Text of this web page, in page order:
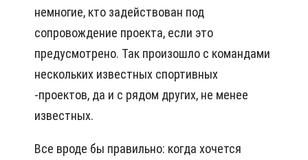
немногие, кто задействован под
сопровождение проекта, если это
предусмотрено. Так произошло с командами
нескольких известных спортивных
-проектов, да и с рядом других, не менее
известных.
Все вроде бы правильно: когда хочется